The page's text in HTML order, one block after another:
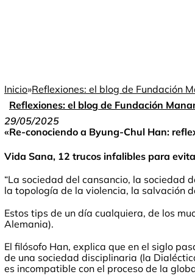
Inicio»Reflexiones: el blog de Fundación
Reflexiones: el blog de Fundación
29/05/2025
«Re-conociendo a Byung-Chul Han:
Vida Sana, 12 trucos infalibles para
“La sociedad del cansancio, la sociedad
la topología de la violencia, la salvación
Estos tips de un día cualquiera, de los
Alemania).
El filósofo Han, explica que en el siglo
de una sociedad disciplinaria (la
es incompatible con el proceso de la